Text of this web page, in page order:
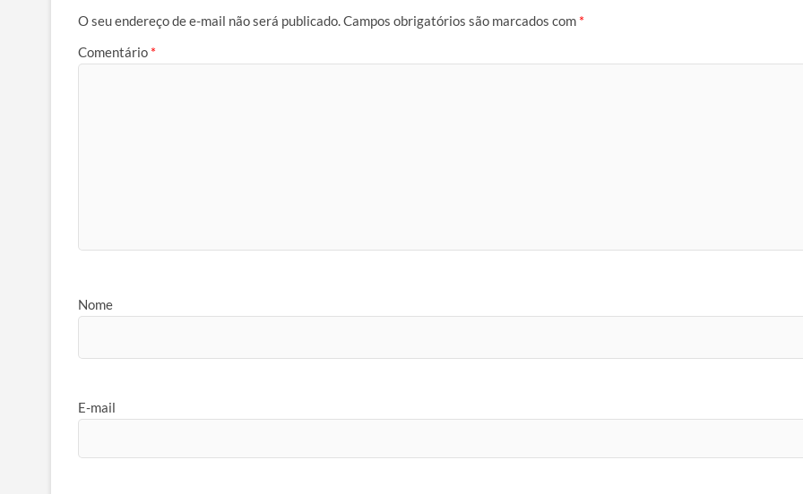
O seu endereço de e-mail não será publicado.Campos obrigatórios são marcados com *
Comentário *
Nome
E-mail